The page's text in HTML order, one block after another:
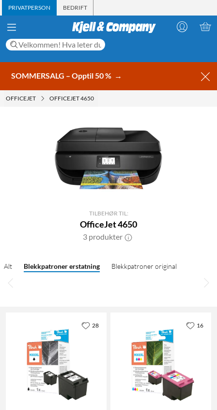
PRIVATPERSON BEDRIFT
SOMMERSALG – Opptil 50 % →
OFFICEJET OFFICEJET 4650
TILBEHØR TIL:
OfficeJet 4650
3 produkter
Alt Blekkpatroner erstatning Blekkpatroner original
28 16